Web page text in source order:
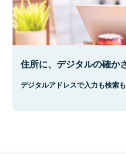
住所に、デジタルの確か
デジタルアドレスで入力も検索も